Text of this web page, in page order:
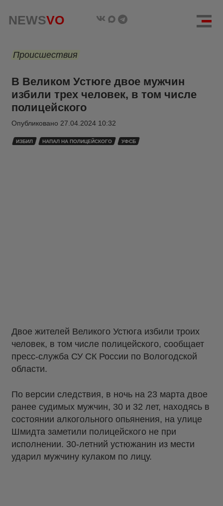
NEWSVO
Происшествия
В Великом Устюге двое мужчин
избили трех человек, в том числе
полицейского
Опубликовано 27.04.2024 10:32
ИЗБИЛ НАПАЛ НА ПОЛИЦЕЙСКОГО УФСБ
Двое жителей Великого Устюга избили троих
человек, в том числе полицейского, сообщает
пресс-служба СУ СК России по Вологодской
области.
По версии следствия, в ночь на 23 марта двое
ранее судимых мужчин, 30 и 32 лет, находясь в
состоянии алкогольного опьянения, на улице
Шмидта заметили полицейского не при
исполнении. 30-летний устюжанин из мести
ударил мужчину кулаком по лицу.